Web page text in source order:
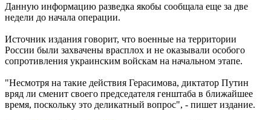
Данную информацию разведка якобы сообщала еще за две
недели до начала операции.
Источник издания говорит, что военные на территории
России были захвачены врасплох и не оказывали особого
сопротивления украинским войскам на начальном этапе.
"Несмотря на такие действия Герасимова, диктатор Путин
вряд ли сменит своего председателя генштаба в ближайшее
время, поскольку это деликатный вопрос", - пишет издание.